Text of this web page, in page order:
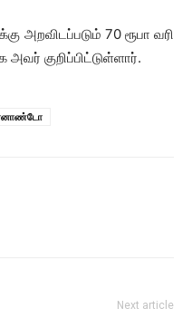
அறவிடப்படும் 70 ரூபா வரி
குறிப்பிட்டுள்ளார்.
Next article